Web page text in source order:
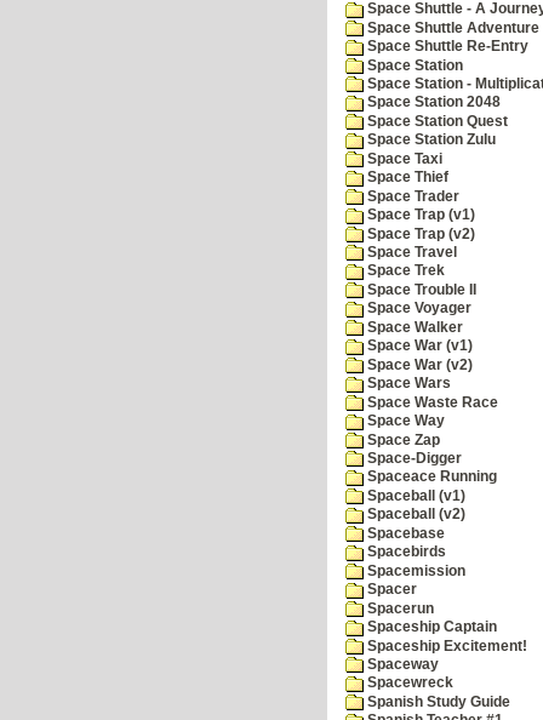
Space Shuttle - A
Space Shuttle Adventure
Space Shuttle Re-Entry
Space Station
Space Station -
Space Station 2048
Space Station Quest
Space Station Zulu
Space Taxi
Space Thief
Space Trader
Space Trap (v1)
Space Trap (v2)
Space Travel
Space Trek
Space Trouble II
Space Voyager
Space Walker
Space War (v1)
Space War (v2)
Space Wars
Space Waste Race
Space Way
Space Zap
Space-Digger
Spaceace Running
Spaceball (v1)
Spaceball (v2)
Spacebase
Spacebirds
Spacemission
Spacer
Spacerun
Spaceship Captain
Spaceship Excitement!
Spaceway
Spacewreck
Spanish Study Guide